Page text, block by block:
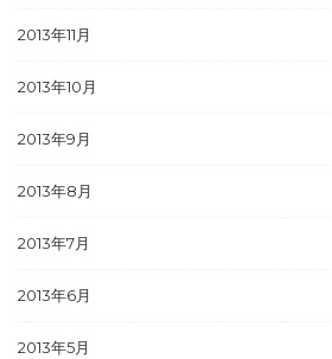
2013年11月
2013年10月
2013年9月
2013年8月
2013年7月
2013年6月
2013年5月